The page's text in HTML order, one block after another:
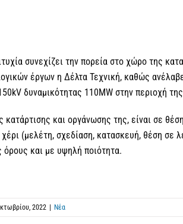
συνεχίζει την πορεία στο χώρο της
έργων η Δέλτα Τεχνική, καθώς
δυναμικότητας 110MW στην περιοχή
κατάρτισης και οργάνωσης της, είναι σε
(μελέτη, σχεδίαση, κατασκευή, θέση σε
όρους και με υψηλή ποιότητα.
2022 | Νέα